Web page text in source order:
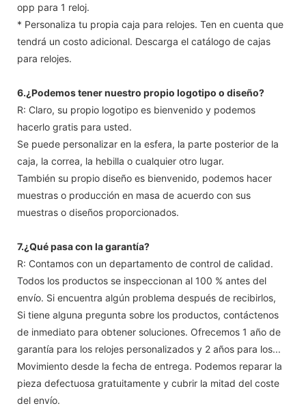
opp para 1 reloj.
* Personaliza tu propia caja para relojes. Ten en cuenta que
tendrá un costo adicional. Descarga el catálogo de cajas
para relojes.
6.¿Podemos tener nuestro propio logotipo o diseño?
R: Claro, su propio logotipo es bienvenido y podemos
hacerlo gratis para usted.
Se puede personalizar en la esfera, la parte posterior de la
caja, la correa, la hebilla o cualquier otro lugar.
También su propio diseño es bienvenido, podemos hacer
muestras o producción en masa de acuerdo con sus
muestras o diseños proporcionados.
7.¿Qué pasa con la garantía?
R: Contamos con un departamento de control de calidad.
Todos los productos se inspeccionan al 100 % antes del
envío. Si encuentra algún problema después de recibirlos,
Si tiene alguna pregunta sobre los productos, contáctenos
de inmediato para obtener soluciones. Ofrecemos 1 año de
garantía para los relojes personalizados y 2 años para los...
Movimiento desde la fecha de entrega. Podemos reparar la
pieza defectuosa gratuitamente y cubrir la mitad del coste
del envío.